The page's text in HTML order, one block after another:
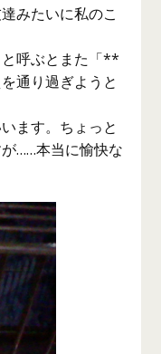
みたいに私のこ
呼ぶとまた「**
通り過ぎようと
ます。ちょっと
……本当に愉快な